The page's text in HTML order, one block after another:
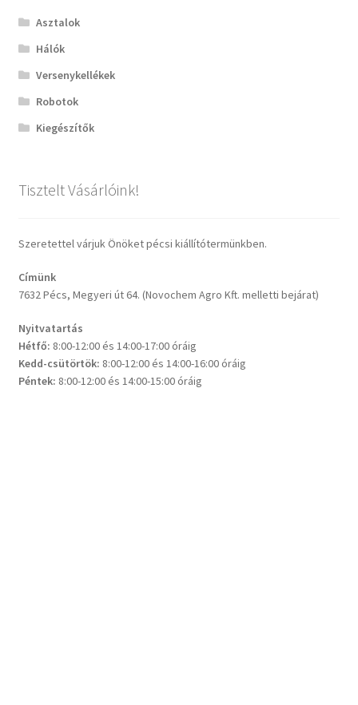
Asztalok
Hálók
Versenykellékek
Robotok
Kiegészítők
Tisztelt Vásárlóink!
Szeretettel várjuk Önöket pécsi kiállítótermünkben.
Címünk
7632 Pécs, Megyeri út 64. (Novochem Agro Kft. melletti bejárat)
Nyitvatartás
Hétfő: 8:00-12:00 és 14:00-17:00 óráig
Kedd-csütörtök: 8:00-12:00 és 14:00-16:00 óráig
Péntek: 8:00-12:00 és 14:00-15:00 óráig